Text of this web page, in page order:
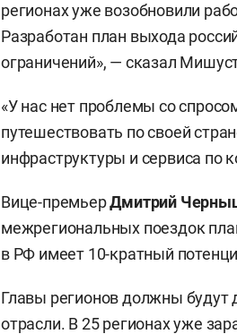
регионах уже возобновили
Разработан план выхода
ограничений», — сказал
«У нас нет проблемы со
путешествовать по своей
инфраструктуры и сервиса по
Вице-премьерДмитрий
межрегиональных поездок
в РФ имеет 10-кратный
Главы регионов должны будут
отрасли. В 25 регионах уже